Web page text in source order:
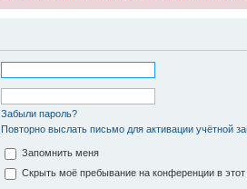
Забыли пароль?
Повторно выслать письмо для активации учётной
Запомнить меня
Скрыть моё пребывание на конференции в этот